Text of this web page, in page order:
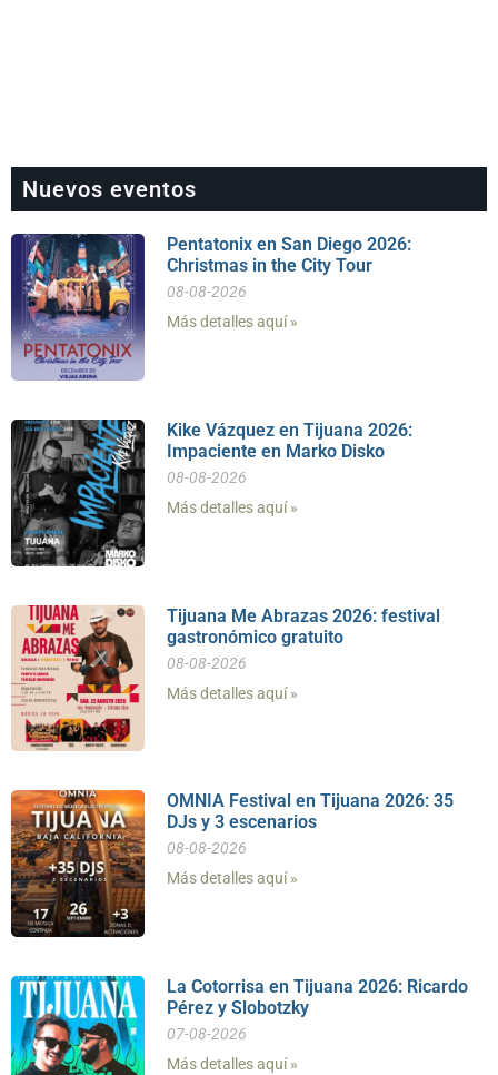
Nuevos eventos
Pentatonix en San Diego 2026:
Christmas in the City Tour
08-08-2026
Más detalles aquí »
Kike Vázquez en Tijuana 2026:
Impaciente en Marko Disko
08-08-2026
Más detalles aquí »
Tijuana Me Abrazas 2026: festival
gastronómico gratuito
08-08-2026
Más detalles aquí »
OMNIA Festival en Tijuana 2026: 35
DJs y 3 escenarios
08-08-2026
Más detalles aquí »
La Cotorrisa en Tijuana 2026: Ricardo
Pérez y Slobotzky
07-08-2026
Más detalles aquí »